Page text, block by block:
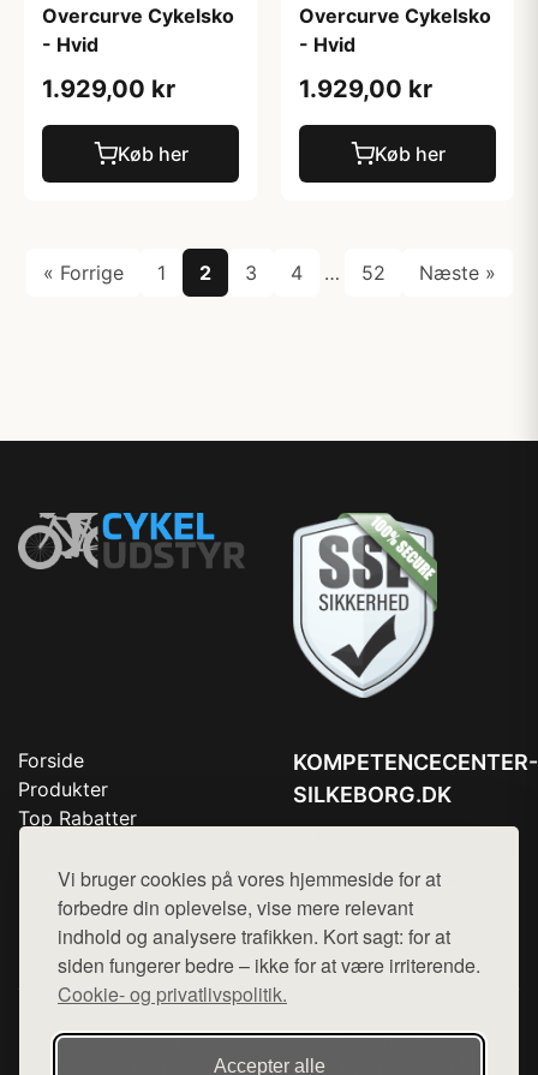
Vi bruger cookies på vores hjemmeside for at
forbedre din oplevelse, vise mere relevant
indhold og analysere trafikken. Kort sagt: for at
siden fungerer bedre – ikke for at være irriterende.
Cookie- og privatlivspolitik.
Accepter alle
Overcurve Cykelsko
- Hvid
1.929,00 kr
Køb her
Overcurve Cykelsko
- Hvid
1.929,00 kr
Køb her
« Forrige 1 2 3 4 … 52 Næste »
Forside
Produkter
Top Rabatter
Kontakt
KOMPETENCECENTER-
SILKEBORG.DK
Mail:hej@want.dk
Cookie- og privatlivspolitik
Denne side er en del af want.dk, der udgiver en række
hjemmesider med præsentation af forskellige produkter fra